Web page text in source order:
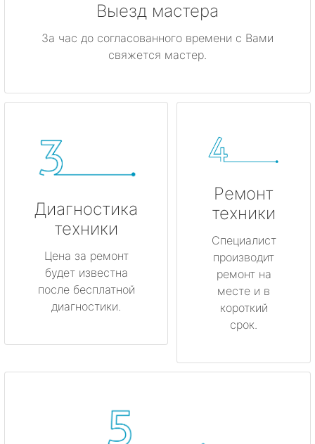
Выезд мастера
За час до согласованного времени с Вами
свяжется мастер.
Диагностика
техники
Цена за ремонт
будет известна
после бесплатной
диагностики.
Ремонт
техники
Специалист
производит
ремонт на
месте и в
короткий
срок.